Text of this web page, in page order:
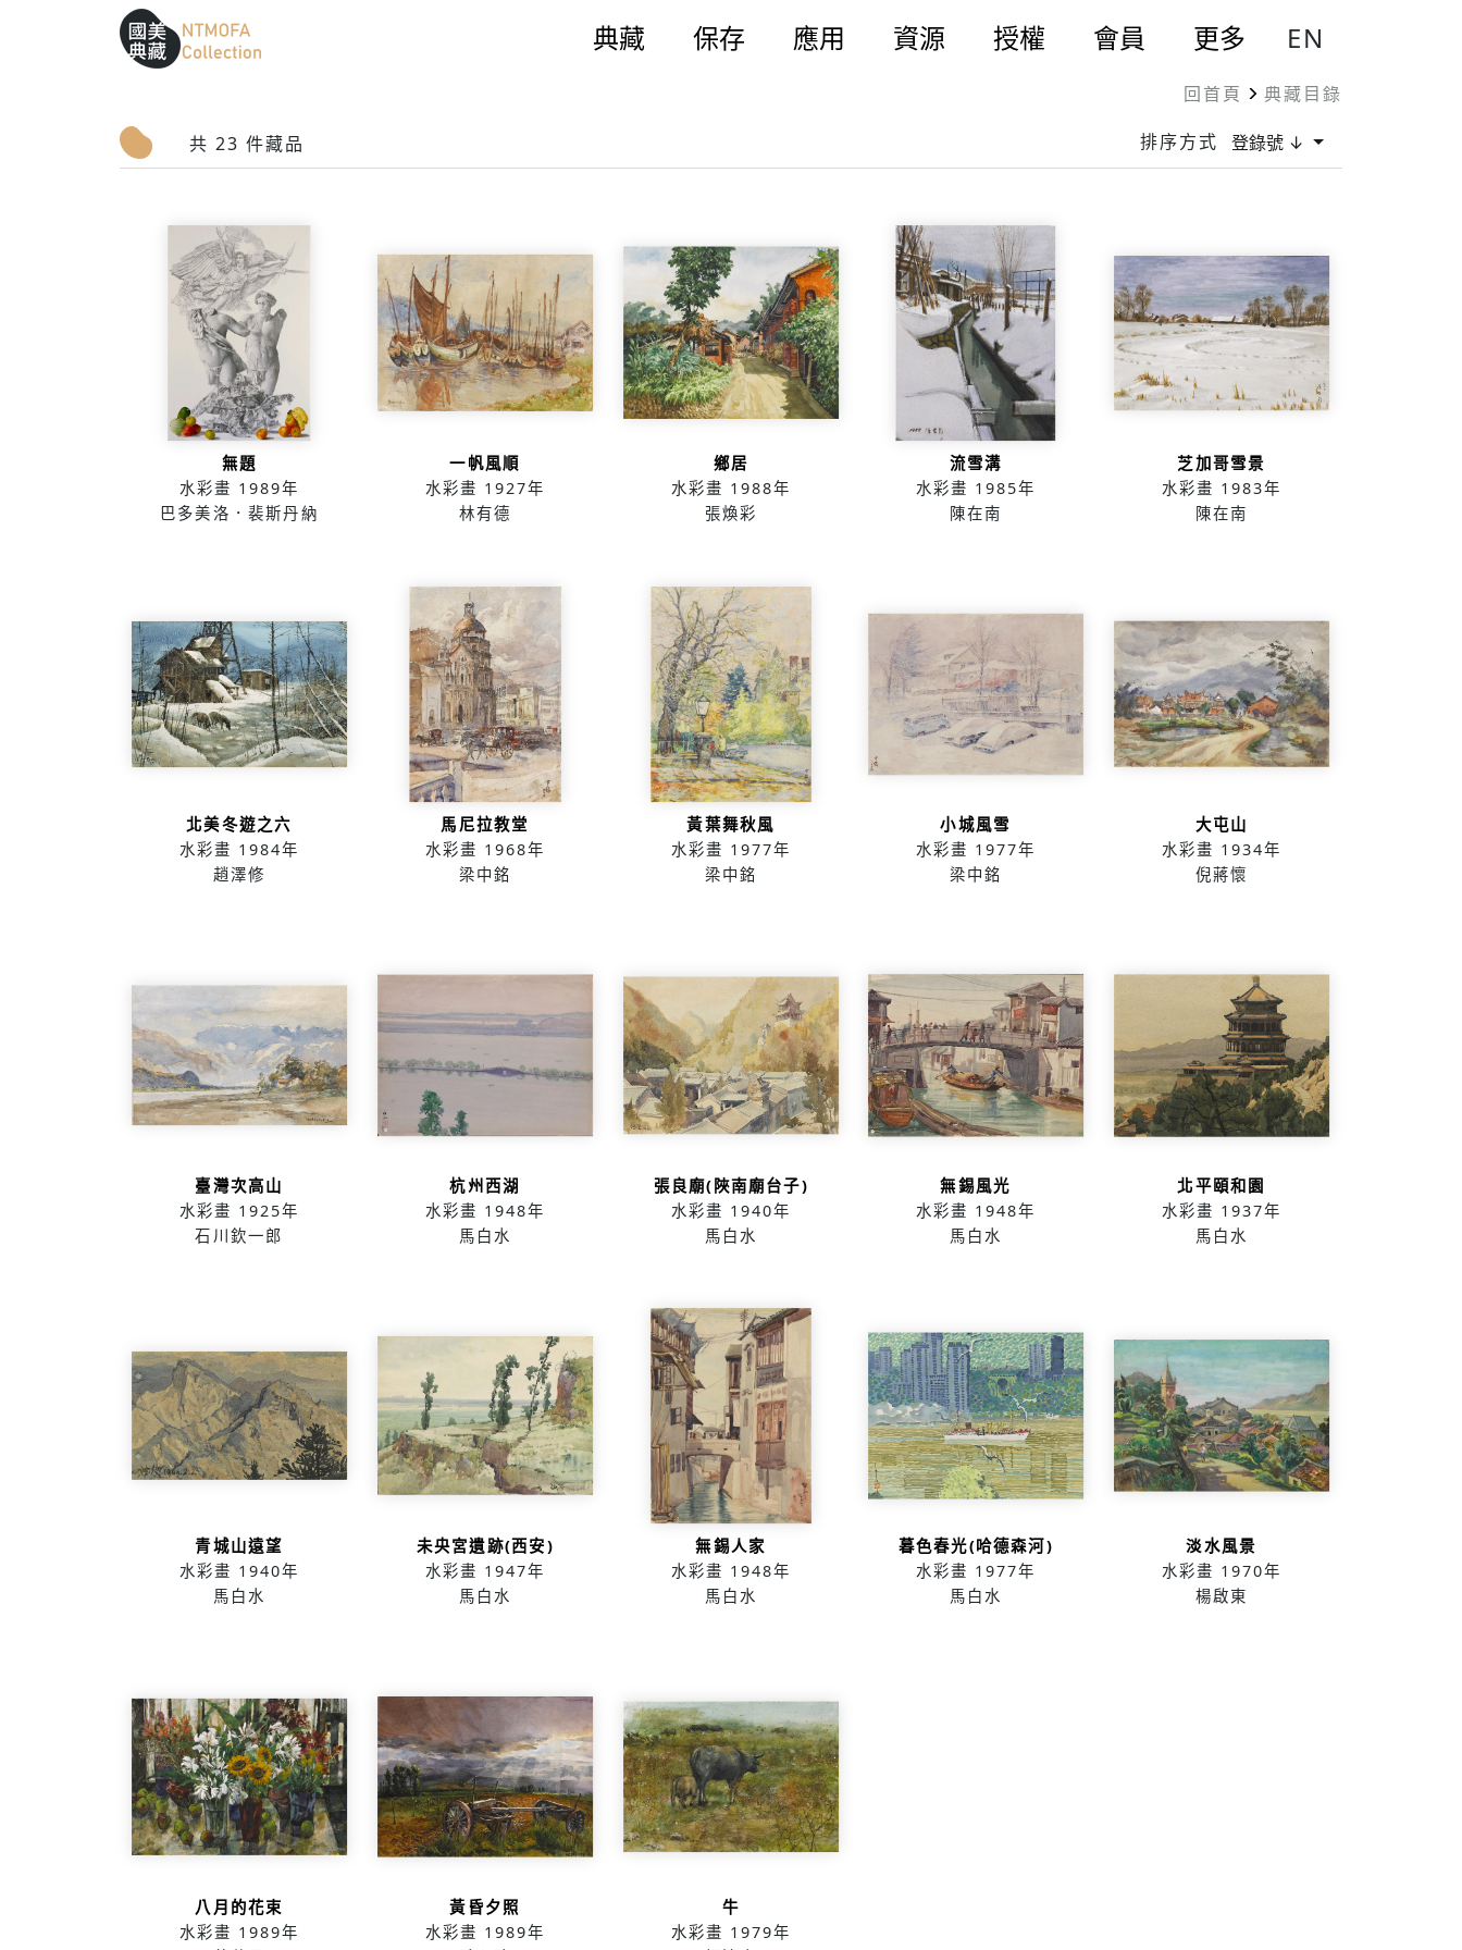
跳到中間主要內容區
網站導覽
::: 典藏 保存 應用 資源 授權 會員 更多 EN
回首頁 典藏目錄
共 23 件藏品 排序方式 登錄號 ↓
無題
水彩畫 1989年
巴多美洛．裴斯丹納
一帆風順
水彩畫 1927年
林有德
鄉居
水彩畫 1988年
張煥彩
流雪溝
水彩畫 1985年
陳在南
芝加哥雪景
水彩畫 1983年
陳在南
北美冬遊之六
水彩畫 1984年
趙澤修
馬尼拉教堂
水彩畫 1968年
梁中銘
黃葉舞秋風
水彩畫 1977年
梁中銘
小城風雪
水彩畫 1977年
梁中銘
大屯山
水彩畫 1934年
倪蔣懷
臺灣次高山
水彩畫 1925年
石川欽一郎
杭州西湖
水彩畫 1948年
馬白水
張良廟(陜南廟台子)
水彩畫 1940年
馬白水
無錫風光
水彩畫 1948年
馬白水
北平頤和園
水彩畫 1937年
馬白水
青城山遠望
水彩畫 1940年
馬白水
未央宮遺跡(西安)
水彩畫 1947年
馬白水
無錫人家
水彩畫 1948年
馬白水
暮色春光(哈德森河)
水彩畫 1977年
馬白水
淡水風景
水彩畫 1970年
楊啟東
八月的花束
水彩畫 1989年
黃昏夕照
水彩畫 1989年
牛
水彩畫 1979年